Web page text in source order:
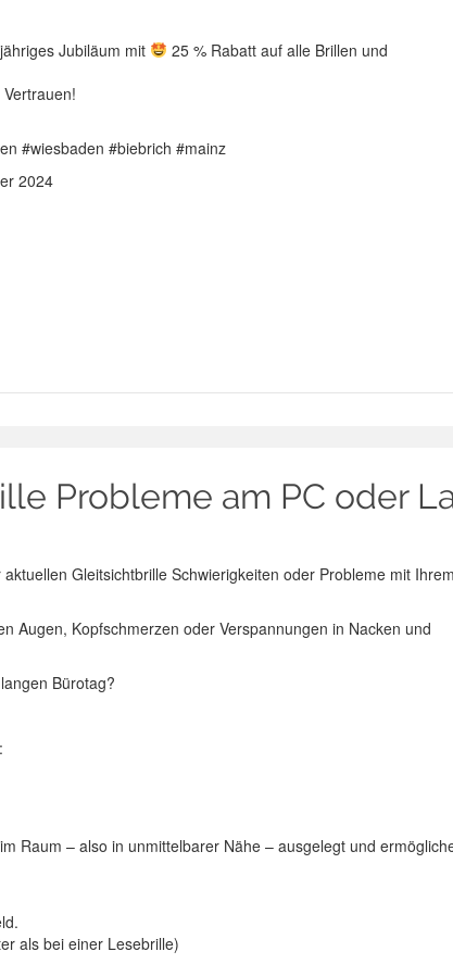
Jubiläum mit
25 % Rabatt auf alle Brillen und
#wiesbaden #biebrich #mainz
2024
Probleme am PC oder
Gleitsichtbrille Schwierigkeiten oder Probleme mit
Augen, Kopfschmerzen oder Verspannungen in Nacken und
Bürotag?
Raum – also in unmittelbarer Nähe – ausgelegt und
als bei einer Lesebrille)